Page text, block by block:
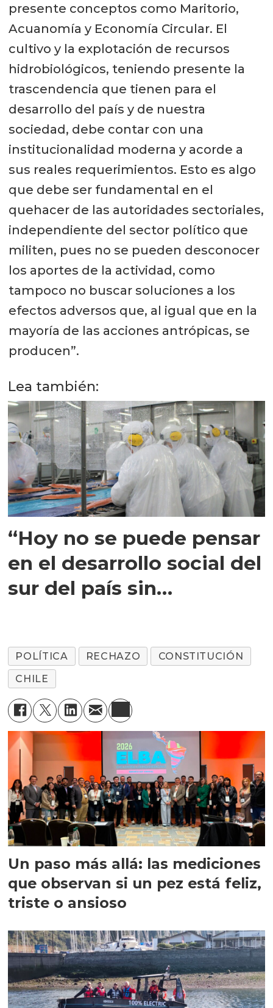
presente conceptos como Maritorio,
Acuanomía y Economía Circular. El
cultivo y la explotación de recursos
hidrobiológicos, teniendo presente la
trascendencia que tienen para el
desarrollo del país y de nuestra
sociedad, debe contar con una
institucionalidad moderna y acorde a
sus reales requerimientos. Esto es algo
que debe ser fundamental en el
quehacer de las autoridades sectoriales,
independiente del sector político que
militen, pues no se pueden desconocer
los aportes de la actividad, como
tampoco no buscar soluciones a los
efectos adversos que, al igual que en la
mayoría de las acciones antrópicas, se
producen”.
Lea también:
“Hoy no se puede pensar
en el desarrollo social del
sur del país sin
POLÍTICA RECHAZO
CONSTITUCIÓN
CHILE
Un paso más allá: las mediciones
que observan si un pez está feliz,
triste o ansioso